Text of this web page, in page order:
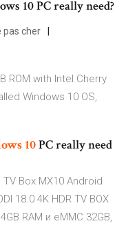
10 PC really need?
pas cher
ROM with Intel Cherry
Windows 10 OS,
10PC really need
Box MX10 Android
18.0 4K HDR TV BOX
RAM и eMMC 32GB,